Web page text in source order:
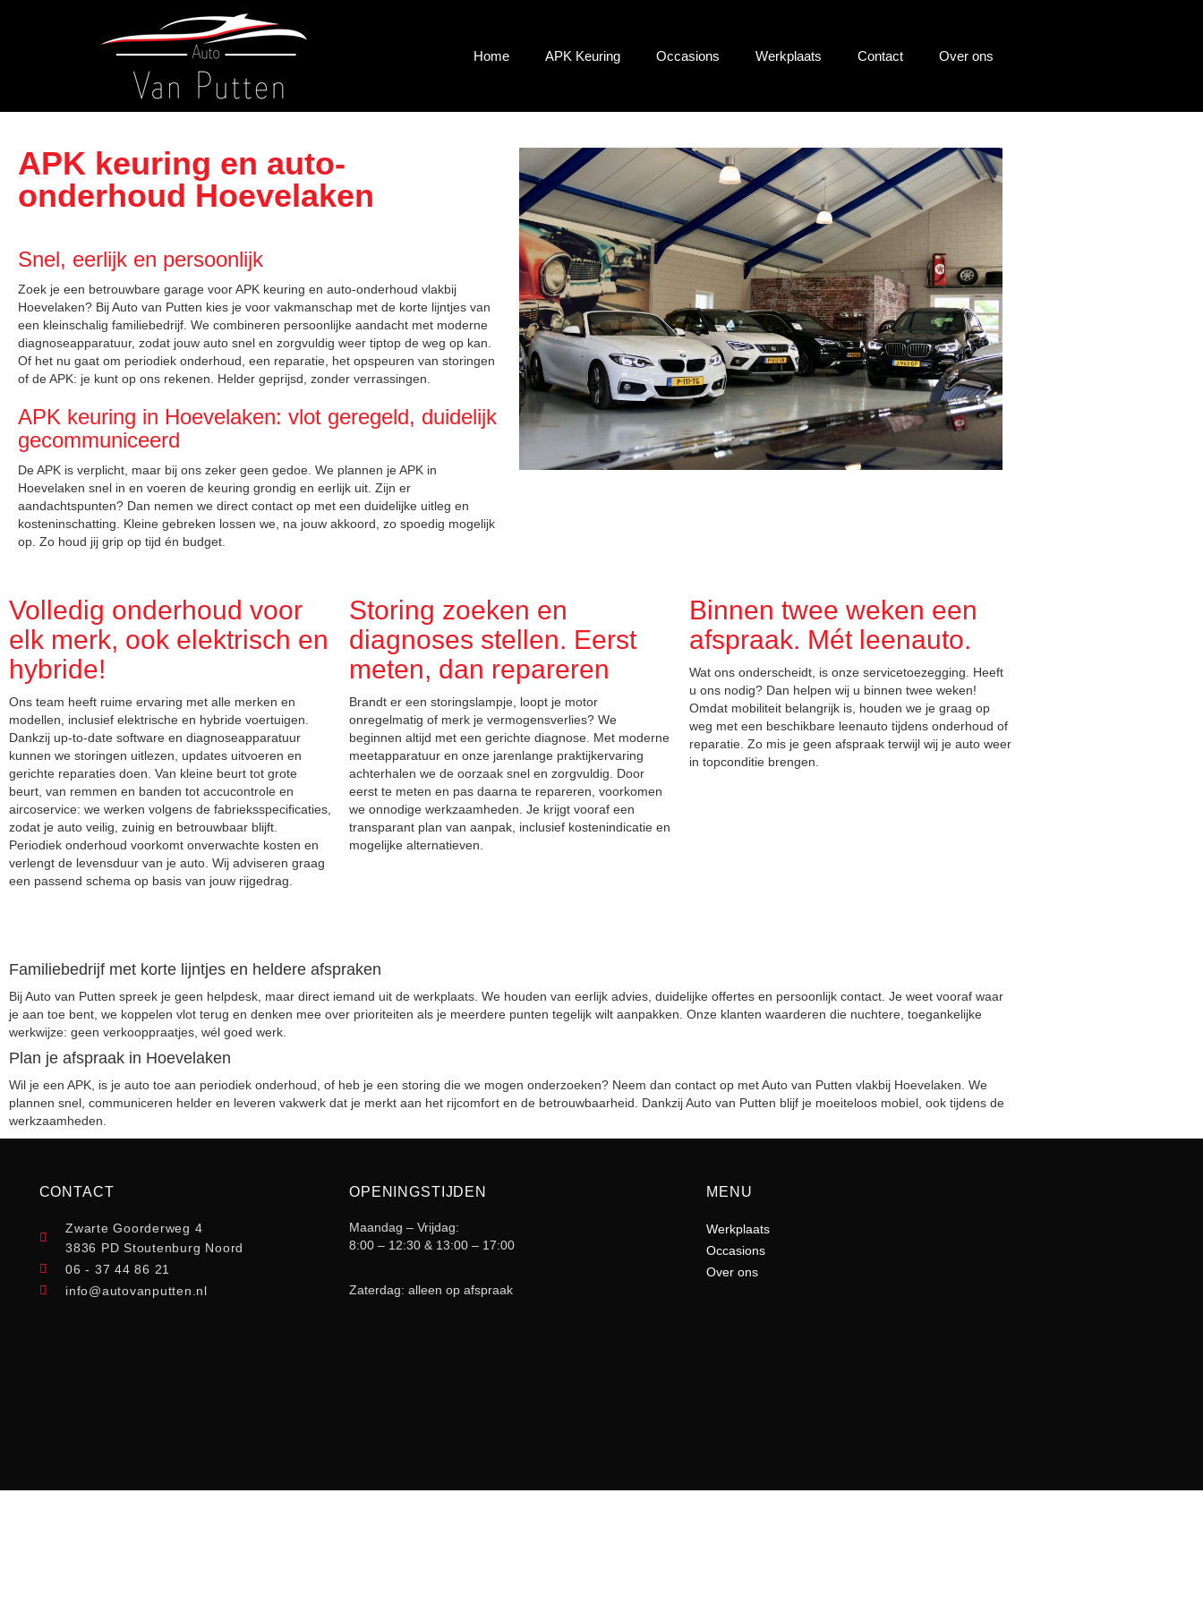
Home APK Keuring Occasions Werkplaats Contact Over ons
APK keuring en auto-
onderhoud Hoevelaken
Snel, eerlijk en persoonlijk
Zoek je een betrouwbare garage voor APK keuring en auto-onderhoud vlakbij
Hoevelaken? Bij Auto van Putten kies je voor vakmanschap met de korte lijntjes van
een kleinschalig familiebedrijf. We combineren persoonlijke aandacht met moderne
diagnoseapparatuur, zodat jouw auto snel en zorgvuldig weer tiptop de weg op kan.
Of het nu gaat om periodiek onderhoud, een reparatie, het opspeuren van storingen
of de APK: je kunt op ons rekenen. Helder geprijsd, zonder verrassingen.
APK keuring in Hoevelaken: vlot geregeld, duidelijk
gecommuniceerd
De APK is verplicht, maar bij ons zeker geen gedoe. We plannen je APK in
Hoevelaken snel in en voeren de keuring grondig en eerlijk uit. Zijn er
aandachtspunten? Dan nemen we direct contact op met een duidelijke uitleg en
kosteninschatting. Kleine gebreken lossen we, na jouw akkoord, zo spoedig mogelijk
op. Zo houd jij grip op tijd én budget.
Volledig onderhoud voor
elk merk, ook elektrisch en
hybride!
Ons team heeft ruime ervaring met alle merken en
modellen, inclusief elektrische en hybride voertuigen.
Dankzij up-to-date software en diagnoseapparatuur
kunnen we storingen uitlezen, updates uitvoeren en
gerichte reparaties doen. Van kleine beurt tot grote
beurt, van remmen en banden tot accucontrole en
aircoservice: we werken volgens de fabrieksspecificaties,
zodat je auto veilig, zuinig en betrouwbaar blijft.
Periodiek onderhoud voorkomt onverwachte kosten en
verlengt de levensduur van je auto. Wij adviseren graag
een passend schema op basis van jouw rijgedrag.
Storing zoeken en
diagnoses stellen. Eerst
meten, dan repareren
Brandt er een storingslampje, loopt je motor
onregelmatig of merk je vermogensverlies? We
beginnen altijd met een gerichte diagnose. Met moderne
meetapparatuur en onze jarenlange praktijkervaring
achterhalen we de oorzaak snel en zorgvuldig. Door
eerst te meten en pas daarna te repareren, voorkomen
we onnodige werkzaamheden. Je krijgt vooraf een
transparant plan van aanpak, inclusief kostenindicatie en
mogelijke alternatieven.
Binnen twee weken een
afspraak. Mét leenauto.
Wat ons onderscheidt, is onze servicetoezegging. Heeft
u ons nodig? Dan helpen wij u binnen twee weken!
Omdat mobiliteit belangrijk is, houden we je graag op
weg met een beschikbare leenauto tijdens onderhoud of
reparatie. Zo mis je geen afspraak terwijl wij je auto weer
in topconditie brengen.
Familiebedrijf met korte lijntjes en heldere afspraken
Bij Auto van Putten spreek je geen helpdesk, maar direct iemand uit de werkplaats. We houden van eerlijk advies, duidelijke offertes en persoonlijk contact. Je weet vooraf waar
je aan toe bent, we koppelen vlot terug en denken mee over prioriteiten als je meerdere punten tegelijk wilt aanpakken. Onze klanten waarderen die nuchtere, toegankelijke
werkwijze: geen verkooppraatjes, wél goed werk.
Plan je afspraak in Hoevelaken
Wil je een APK, is je auto toe aan periodiek onderhoud, of heb je een storing die we mogen onderzoeken? Neem dan contact op met Auto van Putten vlakbij Hoevelaken. We
plannen snel, communiceren helder en leveren vakwerk dat je merkt aan het rijcomfort en de betrouwbaarheid. Dankzij Auto van Putten blijf je moeiteloos mobiel, ook tijdens de
werkzaamheden.
CONTACT
Zwarte Goorderweg 4
3836 PD Stoutenburg Noord
06 - 37 44 86 21
info@autovanputten.nl
OPENINGSTIJDEN
Maandag – Vrijdag:
8:00 – 12:30 & 13:00 – 17:00
Zaterdag: alleen op afspraak
MENU
Werkplaats
Occasions
Over ons